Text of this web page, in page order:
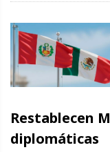
Restablecen
diplomáticas